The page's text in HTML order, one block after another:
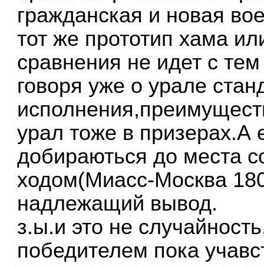
гражданская и новая
тот же прототип хама
сравнения не идет с
говоря уже о урале
урал тоже в призерах.А
добираються до места
ходом(Миасс-Москва
надлежащий вывод.
з.ы.и это не
победителем пока